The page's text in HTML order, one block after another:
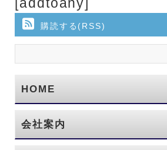
購読する(RSS)
HOME
会社案内